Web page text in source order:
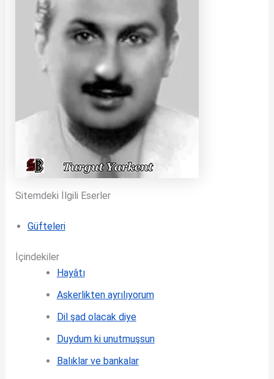
Sitemdeki İlgili Eserler
Güfteleri
İçindekiler
Hayâtı
Askerlikten ayrılıyorum
Dil şad olacak diye
Duydum ki unutmuşsun
Balıklar ve bankalar